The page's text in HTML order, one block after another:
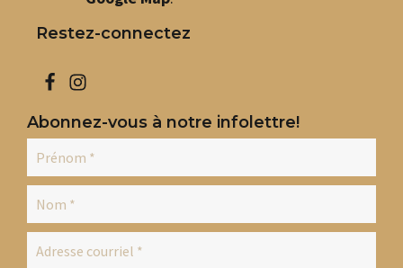
Restez-connectez
Abonnez-vous à notre infolettre!